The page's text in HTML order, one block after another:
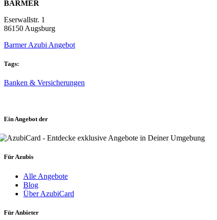
BARMER
Eserwallstr. 1
86150 Augsburg
Barmer Azubi Angebot
Tags:
Banken & Versicherungen
Ein Angebot der
Für Azubis
Alle Angebote
Blog
Über AzubiCard
Für Anbieter